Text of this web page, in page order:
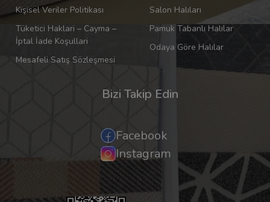
Kişisel Veriler Politikası
Tüketici Haklari – Cayma –
İptal İade Koşullari
Mesafeli Satış Sözleşmesi
Salon Halıları
Pamuk Tabanlı Halılar
Odaya Göre Halılar
Bizi Takip Edin
Facebook
Instagram